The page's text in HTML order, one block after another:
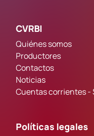
CVRBI
Quiénes somos
Productores
Contactos
Noticias
Cuentas corrientes -
Políticas legales